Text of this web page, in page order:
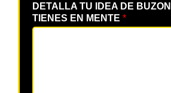
DETALLA TU IDEA DE
TIENES EN MENTE *